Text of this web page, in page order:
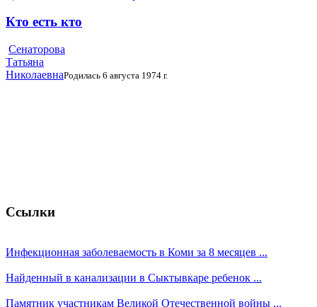
Кто есть кто
Сенаторова
Татьяна
НиколаевнаРодилась 6 августа 1974 г.
Ссылки
Инфекционная заболеваемость в Коми за 8 месяцев ...
Найденный в канализации в Сыктывкаре ребенок ...
Памятник участникам Великой Отечественной войны ...